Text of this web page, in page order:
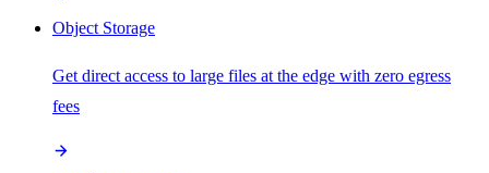
Object Storage
Get direct access to large files at the edge with zero egress
fees